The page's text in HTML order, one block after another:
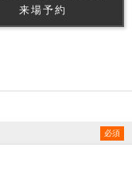
来場予約